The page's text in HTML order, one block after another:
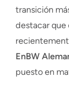
transición
destacar
EnBW
puesto en